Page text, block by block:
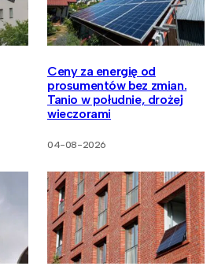
Ceny za energię od
prosumentów bez zmian.
Tanio w południe, drożej
wieczorami
04-08-2026